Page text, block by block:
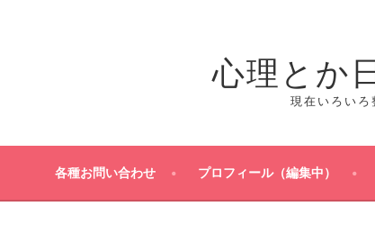
心理とか
現在いろいろ
各種お問い合わせ プロフィール（編集中）